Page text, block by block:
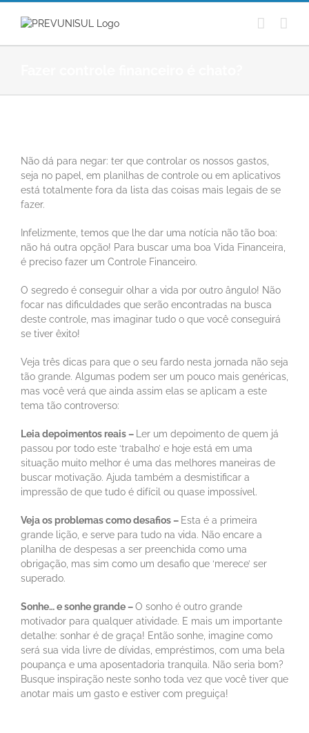
Ir
conteúdo
Image
Não dá para negar: ter que controlar os nossos gastos,
seja no papel, em planilhas de controle ou em aplicativos
está totalmente fora da lista das coisas mais legais de se
fazer.
Infelizmente, temos que lhe dar uma notícia não tão boa:
não há outra opção! Para buscar uma boa Vida Financeira,
é preciso fazer um Controle Financeiro.
O segredo é conseguir olhar a vida por outro ângulo! Não
focar nas dificuldades que serão encontradas na busca
deste controle, mas imaginar tudo o que você conseguirá
se tiver êxito!
Veja três dicas para que o seu fardo nesta jornada não seja
tão grande. Algumas podem ser um pouco mais genéricas,
mas você verá que ainda assim elas se aplicam a este
tema tão controverso:
Leia depoimentos reais –
Ler um depoimento de quem já
passou por todo este ‘trabalho’ e hoje está em uma
situação muito melhor é uma das melhores maneiras de
buscar motivação. Ajuda também a desmistificar a
impressão de que tudo é difícil ou quase impossível.
Veja os problemas como desafios – Esta é a primeira
grande lição, e serve para tudo na vida. Não encare a
planilha de despesas a ser preenchida como uma
obrigação, mas sim como um desafio que ‘merece’ ser
superado.
Sonhe… e sonhe grande –O sonho é outro grande
motivador para qualquer atividade. E mais um importante
detalhe: sonhar é de graça! Então sonhe, imagine como
será sua vida livre de dívidas, empréstimos, com uma bela
poupança e uma aposentadoria tranquila. Não seria bom?
Busque inspiração neste sonho toda vez que você tiver que
anotar mais um gasto e estiver com preguiça!